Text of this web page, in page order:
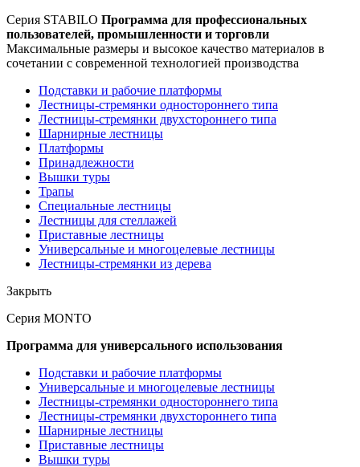
Серия STABILO Программа для профессиональных
пользователей, промышленности и торговли
Максимальные размеры и высокое качество материалов в
сочетании с современной технологией производства
Подставки и рабочие платформы
Лестницы-стремянки одностороннего типа
Лестницы-стремянки двухстороннего типа
Шарнирные лестницы
Платформы
Принадлежности
Вышки туры
Трапы
Специальные лестницы
Лестницы для стеллажей
Приставные лестницы
Универсальные и многоцелевые лестницы
Лестницы-стремянки из дерева
Закрыть
Серия MONTO
Программа для универсального использования
Подставки и рабочие платформы
Универсальные и многоцелевые лестницы
Лестницы-стремянки одностороннего типа
Лестницы-стремянки двухстороннего типа
Шарнирные лестницы
Приставные лестницы
Вышки туры